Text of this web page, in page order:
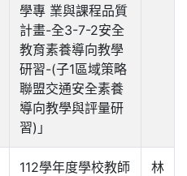
學專 業與課程品質
計畫-全3-7-2安全
教育素養導向教學
研習-(子1區域策略
聯盟交通安全素養
導向教學與評量研
習)」
112學年度學校教師
林